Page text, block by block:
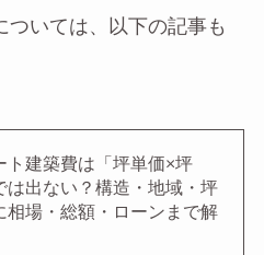
ついては、以下の記事も
ト建築費は「坪単価×坪
は出ない？構造・地域・坪
相場・総額・ローンまで解